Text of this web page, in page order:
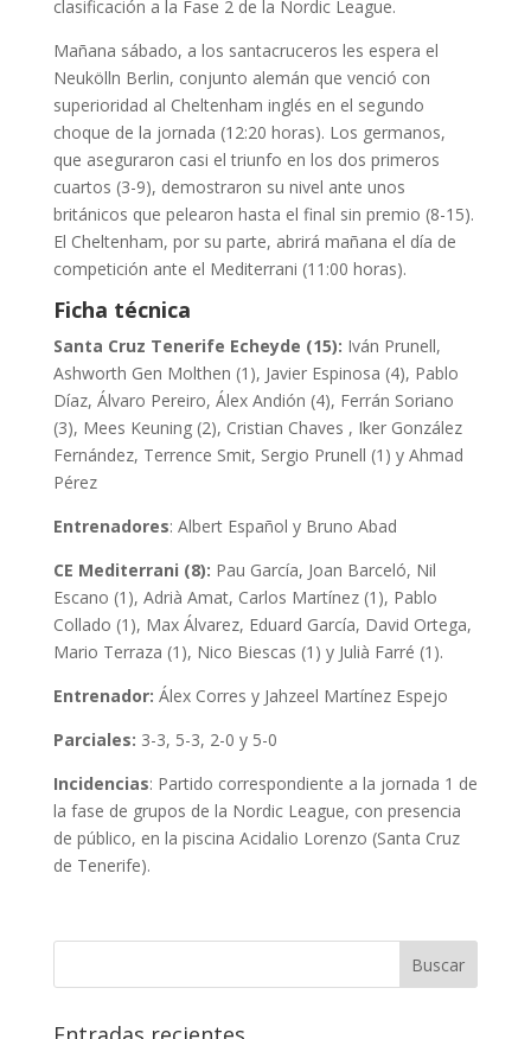
clasificación a la Fase 2 de la Nordic League.
Mañana sábado, a los santacruceros les espera el
Neukölln Berlin, conjunto alemán que venció con
superioridad al Cheltenham inglés en el segundo
choque de la jornada (12:20 horas). Los germanos,
que aseguraron casi el triunfo en los dos primeros
cuartos (3-9), demostraron su nivel ante unos
británicos que pelearon hasta el final sin premio (8-15).
El Cheltenham, por su parte, abrirá mañana el día de
competición ante el Mediterrani (11:00 horas).
Ficha técnica
Santa Cruz Tenerife Echeyde (15): Iván Prunell,
Ashworth Gen Molthen (1), Javier Espinosa (4), Pablo
Díaz, Álvaro Pereiro, Álex Andión (4), Ferrán Soriano
(3), Mees Keuning (2), Cristian Chaves , Iker González
Fernández, Terrence Smit, Sergio Prunell (1) y Ahmad
Pérez
Entrenadores: Albert Español y Bruno Abad
CE Mediterrani (8): Pau García, Joan Barceló, Nil
Escano (1), Adrià Amat, Carlos Martínez (1), Pablo
Collado (1), Max Álvarez, Eduard García, David Ortega,
Mario Terraza (1), Nico Biescas (1) y Julià Farré (1).
Entrenador: Álex Corres y Jahzeel Martínez Espejo
Parciales: 3-3, 5-3, 2-0 y 5-0
Incidencias: Partido correspondiente a la jornada 1 de
la fase de grupos de la Nordic League, con presencia
de público, en la piscina Acidalio Lorenzo (Santa Cruz
de Tenerife).